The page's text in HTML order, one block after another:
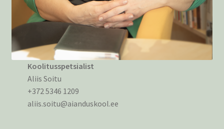
Koolitusspetsialist
Aliis Soitu
+372 5346 1209
aliis.soitu@aianduskool.ee